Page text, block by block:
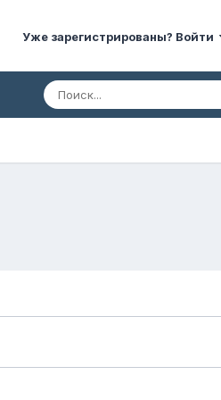
Уже зарегистрированы? Войти